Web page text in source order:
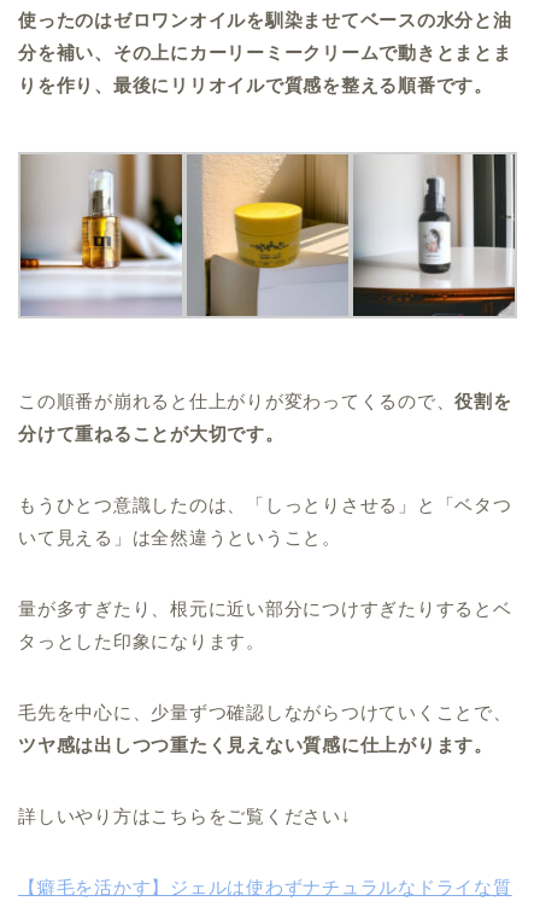
使ったのはゼロワンオイルを馴染ませてベースの水分と油
分を補い、その上にカーリーミークリームで動きとまとま
りを作り、最後にリリオイルで質感を整える順番です。
この順番が崩れると仕上がりが変わってくるので、役割を
分けて重ねることが大切です。
もうひとつ意識したのは、「しっとりさせる」と「ベタつ
いて見える」は全然違うということ。
量が多すぎたり、根元に近い部分につけすぎたりするとベ
タっとした印象になります。
毛先を中心に、少量ずつ確認しながらつけていくことで、
ツヤ感は出しつつ重たく見えない質感に仕上がります。
詳しいやり方はこちらをご覧ください↓
【癖毛を活かす】ジェルは使わずナチュラルなドライな質